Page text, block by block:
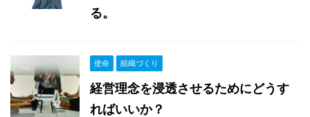
る。
使命 組織づくり
経営理念を浸透させるためにどうす
ればいいか？